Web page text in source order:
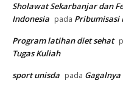
Sholawat Sekarbanjar dan
Indonesia pada Pribumisasi
Program latihan diet sehat
Tugas Kuliah
sport unisda pada